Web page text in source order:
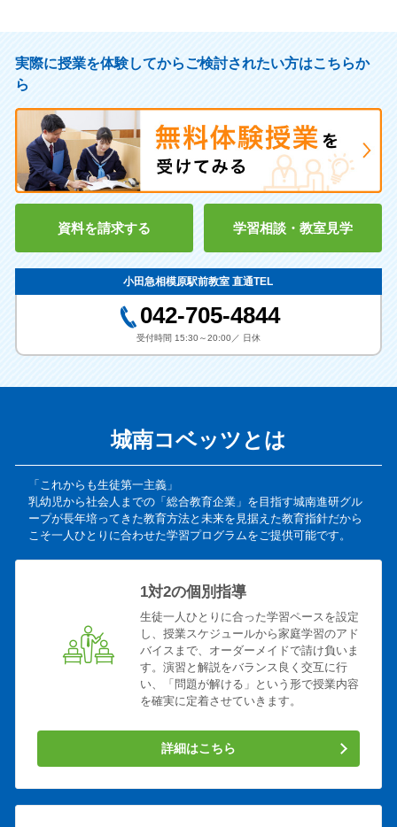
実際に授業を体験してからご検討されたい方はこちらか
ら
資料を請求する 学習相談・教室見学
小田急相模原駅前教室 直通TEL
042-705-4844
受付時間 15:30～20:00／ 日休
城南コベッツとは
「これからも生徒第一主義」
乳幼児から社会人までの「総合教育企業」を目指す城南進研グル
ープが長年培ってきた教育方法と未来を見据えた教育指針だから
こそ一人ひとりに合わせた学習プログラムをご提供可能です。
1対2の個別指導
生徒一人ひとりに合った学習ペースを設定
し、授業スケジュールから家庭学習のアド
バイスまで、オーダーメイドで請け負いま
す。演習と解説をバランス良く交互に行
い、「問題が解ける」という形で授業内容
を確実に定着させていきます。
詳細はこちら